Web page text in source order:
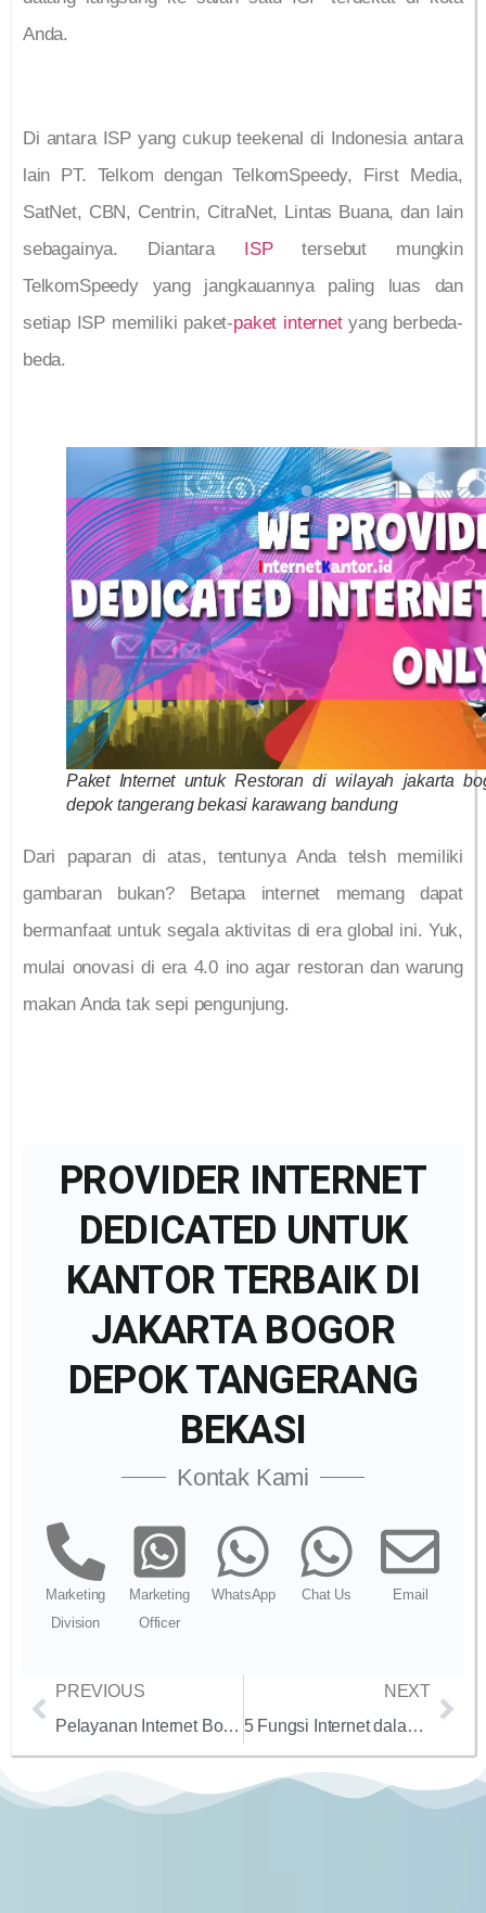
Anda.
Di antara ISP yang cukup teekenal di Indonesia antara
lain PT. Telkom dengan TelkomSpeedy, First Media,
SatNet, CBN, Centrin, CitraNet, Lintas Buana, dan lain
sebagainya. Diantara
ISPtersebut mungkin
TelkomSpeedy yang jangkauannya paling luas dan
setiap ISP memiliki paket-paket internetyang berbeda-
beda.
Paket Internet untuk Restoran di wilayah jakarta
depok tangerang bekasi karawang bandung
Dari paparan di atas, tentunya Anda telsh memiliki
gambaran bukan? Betapa internet memang dapat
bermanfaat untuk segala aktivitas di era global ini. Yuk,
mulai onovasi di era 4.0 ino agar restoran dan warung
makan Anda tak sepi pengunjung.
PROVIDER INTERNET
DEDICATED UNTUK
KANTOR TERBAIK DI
JAKARTA BOGOR
DEPOK TANGERANG
BEKASI
Kontak Kami
Marketing
Division
Marketing
Officer
WhatsApp Chat Us Email
PREVIOUS
Pelayanan Internet Bogor Berkualitas dan Terjangkau Fiber Optik dan Wireless/ Radio, Corporate dan Retail
NEXT
5 Fungsi Internet dalam Kehidupan sehari-hari kita yang berada dikota besar seperti jakarta, bogor depok bandung dan lainnya